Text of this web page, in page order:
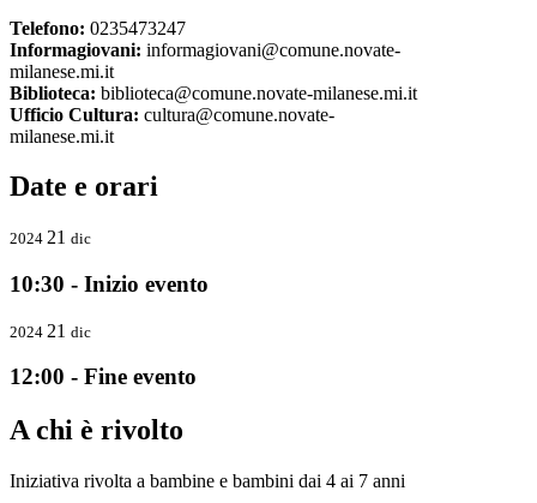
Telefono: 0235473247
Informagiovani: informagiovani@comune.novate-
milanese.mi.it
Biblioteca: biblioteca@comune.novate-milanese.mi.it
Ufficio Cultura: cultura@comune.novate-
milanese.mi.it
Date e orari
2024 21 dic
10:30 - Inizio evento
2024 21 dic
12:00 - Fine evento
A chi è rivolto
Iniziativa rivolta a bambine e bambini dai 4 ai 7 anni